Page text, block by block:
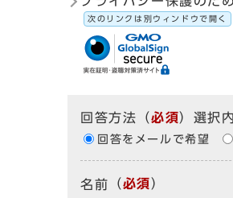
次のリンクは別ウィンドウで開く
回答方法 （必須）選択
回答をメールで希望
名前 （必須）